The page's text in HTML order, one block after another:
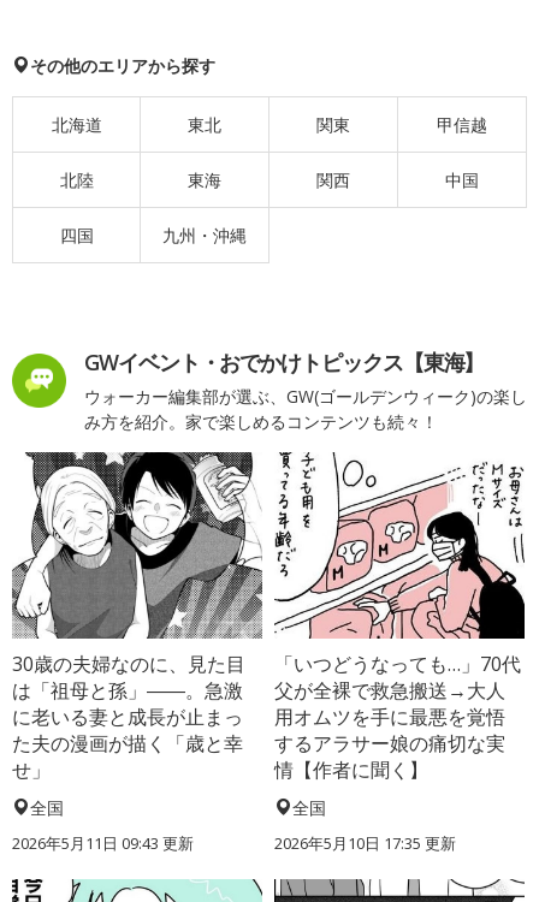
その他のエリアから探す
北海道 東北 関東 甲信越
北陸 東海 関西 中国
四国 九州・沖縄
GWイベント・おでかけトピックス【東海】
ウォーカー編集部が選ぶ、GW(ゴールデンウィーク)の楽し
み方を紹介。家で楽しめるコンテンツも続々！
30歳の夫婦なのに、見た目
は「祖母と孫」――。急激
に老いる妻と成長が止まっ
た夫の漫画が描く「歳と幸
せ」
全国
2026年5月11日 09:43 更新
「いつどうなっても…」70代
父が全裸で救急搬送→大人
用オムツを手に最悪を覚悟
するアラサー娘の痛切な実
情【作者に聞く】
全国
2026年5月10日 17:35 更新